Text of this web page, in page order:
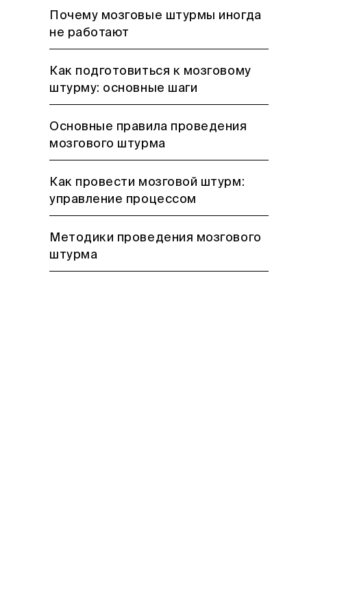
Почему мозговые штурмы иногда
не работают
Как подготовиться к мозговому
штурму: основные шаги
Основные правила проведения
мозгового штурма
Как провести мозговой штурм:
управление процессом
Методики проведения мозгового
штурма